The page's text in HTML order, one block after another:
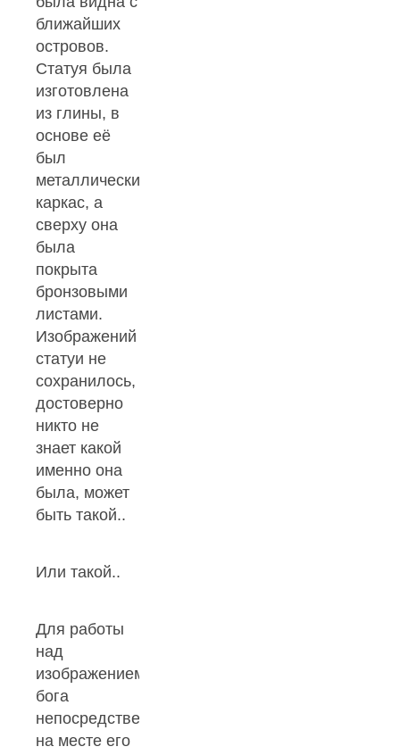
ближайших
островов.
Статуя была
изготовлена
из глины, в
основе её
был
металлический
каркас, а
сверху она
была
покрыта
бронзовыми
листами.
Изображений
статуи не
сохранилось,
достоверно
никто не
знает какой
именно она
была, может
быть такой..
Или такой..
Для работы
над
изображением
бога
непосредственно
на месте его